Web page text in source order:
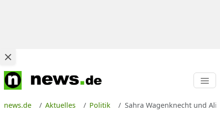
news.de Aktuelles Politik Sahra Wagenknecht und